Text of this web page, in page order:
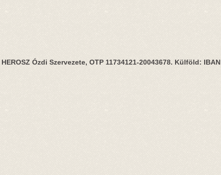
HEROSZ Ózdi Szervezete, OTP 11734121-20043678. Külföld: